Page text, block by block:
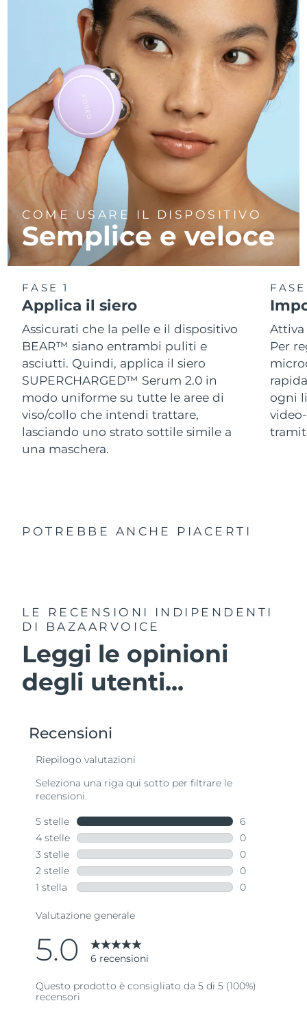
COME USARE IL DISPOSITIVO
Semplice e veloce
FASE 1
Applica il siero
Assicurati che la pelle e il dispositivo
BEAR™ siano entrambi puliti e
asciutti. Quindi, applica il siero
SUPERCHARGED™ Serum 2.0 in
modo uniforme su tutte le aree di
viso/collo che intendi trattare,
lasciando uno strato sottile simile a
una maschera.
Per
ogni
POTREBBE ANCHE PIACERTI
LE RECENSIONI INDIPENDENTI
DI BAZAARVOICE
Leggi le opinioni
degli utenti...